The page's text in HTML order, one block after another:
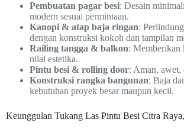
Pembuatan pagar besi: Desain
modern sesuai permintaan.
Kanopi & atap baja ringan:
dengan konstruksi kokoh dan tampilan
Railing tangga & balkon: Memberikan
nilai estetika.
Pintu besi & rolling door: Aman, awet,
Konstruksi rangka bangunan: Baja
kebutuhan proyek besar maupun kecil.
Keunggulan Tukang Las Pintu Besi Citra